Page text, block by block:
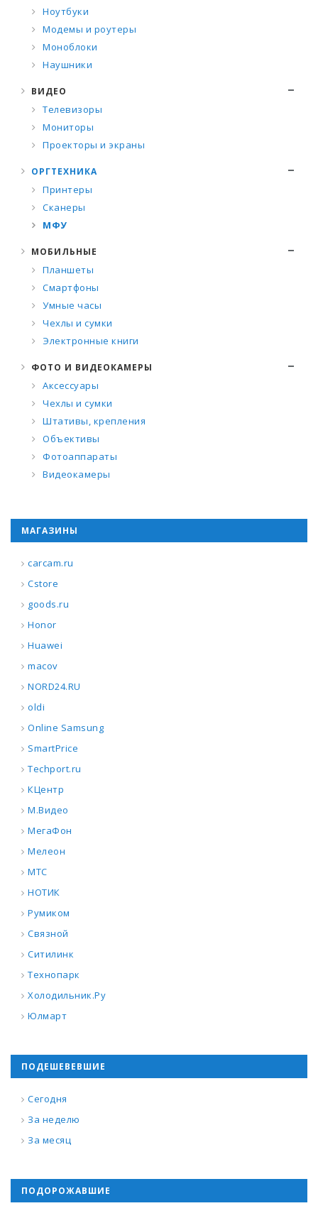
Ноутбуки
Модемы и роутеры
Моноблоки
Наушники
ВИДЕО
Телевизоры
Мониторы
Проекторы и экраны
ОРГТЕХНИКА
Принтеры
Сканеры
МФУ
МОБИЛЬНЫЕ
Планшеты
Смартфоны
Умные часы
Чехлы и сумки
Электронные книги
ФОТО И ВИДЕОКАМЕРЫ
Аксессуары
Чехлы и сумки
Штативы, крепления
Объективы
Фотоаппараты
Видеокамеры
МАГАЗИНЫ
carcam.ru
Cstore
goods.ru
Honor
Huawei
macov
NORD24.RU
oldi
Online Samsung
SmartPrice
Techport.ru
КЦентр
М.Видео
МегаФон
Мелеон
МТС
НОТИК
Румиком
Связной
Ситилинк
Технопарк
Холодильник.Ру
Юлмарт
ПОДЕШЕВЕВШИЕ
Сегодня
За неделю
За месяц
ПОДОРОЖАВШИЕ